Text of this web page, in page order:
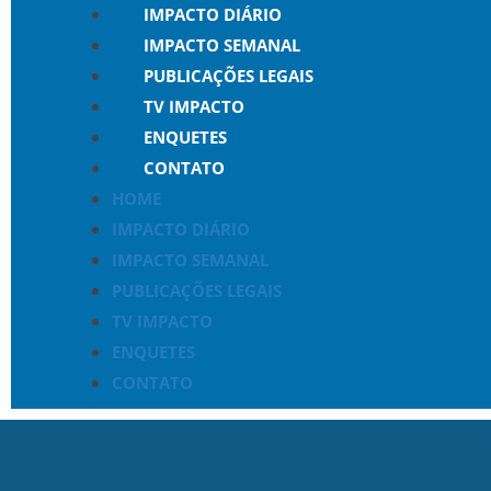
IMPACTO DIÁRIO
IMPACTO SEMANAL
PUBLICAÇÕES LEGAIS
TV IMPACTO
ENQUETES
CONTATO
HOME
IMPACTO DIÁRIO
IMPACTO SEMANAL
PUBLICAÇÕES LEGAIS
TV IMPACTO
ENQUETES
CONTATO